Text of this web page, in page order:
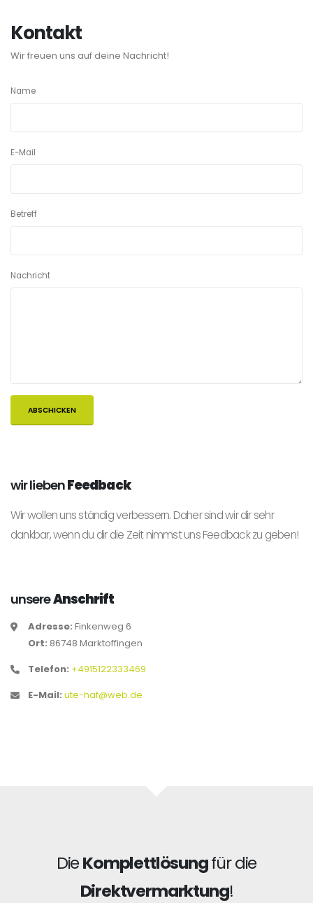
Kontakt
Wir freuen uns auf deine Nachricht!
Name
E-Mail
Betreff
Nachricht
wir liebenFeedback
Wir wollen uns ständig verbessern. Daher sind wir dir sehr
dankbar, wenn du dir die Zeit nimmst uns Feedback zu geben!
unsereAnschrift
Adresse: Finkenweg 6
Ort: 86748 Marktoffingen
Telefon: +4915122333469
E-Mail: ute-haf@web.de
DieKomplettlösungfür die
Direktvermarktung!